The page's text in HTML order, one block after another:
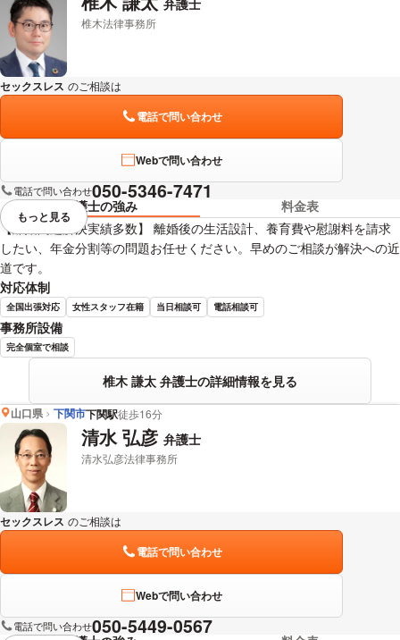
前田 浩志 弁護士の詳細情報を見る
椎木法律事務所
セックスレス のご相談は
電話で問い合わせ
Webで問い合わせ
電話で問い合わせ050-5346-7471
弁護士の強み
料金表
【離婚問題解決実績多数】 離婚後の生活設計、養育費や慰謝料を請求
したい、年金分割等の問題お任せください。早めのご相談が解決への近
道です。
対応体制
全国出張対応 女性スタッフ在籍 当日相談可 電話相談可
事務所設備
完全個室で相談
椎木 謙太 弁護士の詳細情報を見る
視覚的に省略されている要素を
もっと見る
山口県 下関市下関駅徒歩16分
清水 弘彦 弁護士
清水弘彦法律事務所
セックスレス のご相談は
電話で問い合わせ
Webで問い合わせ
電話で問い合わせ050-5449-0567